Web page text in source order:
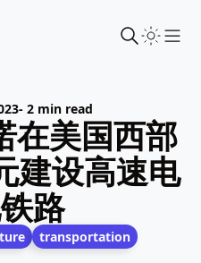
- 2 min read
在美国西部
建设高速电
路
transportation